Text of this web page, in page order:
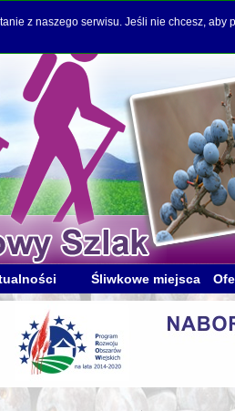
z naszego serwisu. Jeśli nie chcesz,
Śliwkowe miejsca